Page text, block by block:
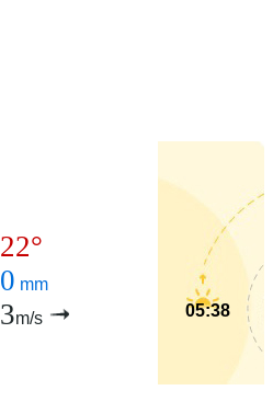
22°
0 mm
3m/s 05:38